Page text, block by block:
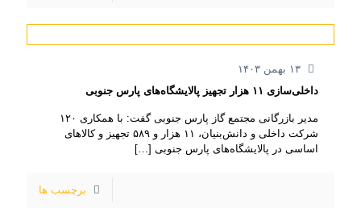
۱۳ بهمن ۱۴۰۳
داخلی‌سازی ۱۱ هزار تجهیز پالایشگاه‌های پارس جنوبی
مدیر بازرگانی مجتمع گاز پارس جنوبی گفت: با همکاری ۱۲۰
شرکت داخلی و دانش‌بنیان، ۱۱ هزار و ۵۸۹ تجهیز و کالاهای
اساسی در پالایشگاه‌های پارس جنوبی […]
برچسب ها